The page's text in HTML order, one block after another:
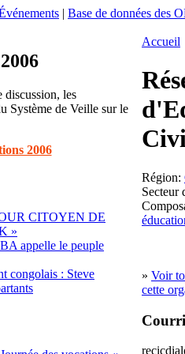
| Base de données des
discussion, les
Système de Veille sur le
2006
CITOYEN DE
»
appelle le peuple
congolais : Steve
Accueil
Région:
Secteur
» Voir
cette